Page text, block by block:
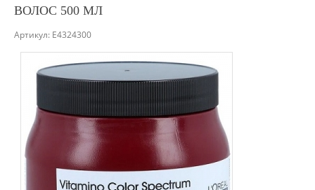
ВОЛОС 500 МЛ
Артикул: E4324300